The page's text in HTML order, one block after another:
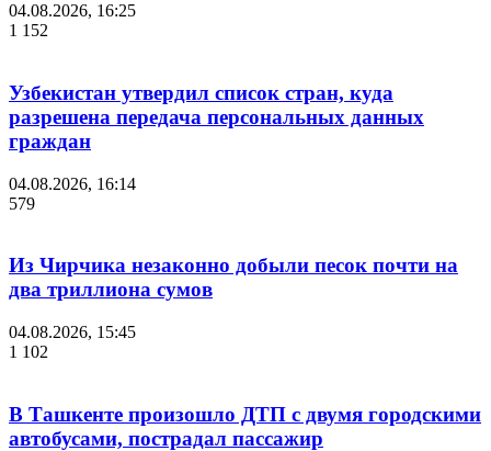
04.08.2026, 16:25
1 152
Узбекистан утвердил список стран, куда
разрешена передача персональных данных
граждан
04.08.2026, 16:14
579
Из Чирчика незаконно добыли песок почти на
два триллиона сумов
04.08.2026, 15:45
1 102
В Ташкенте произошло ДТП с двумя городскими
автобусами, пострадал пассажир